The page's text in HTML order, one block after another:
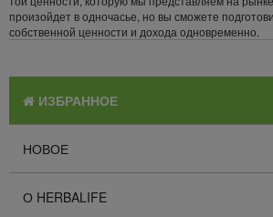
произойдет в одночасье, но вы сможете
собственной ценности и дохода одновременно.
ИЗБРАННОЕ
НОВОЕ
О HERBALIFE